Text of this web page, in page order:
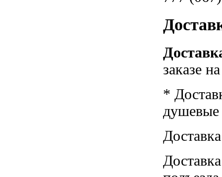
заказе
*
душевые